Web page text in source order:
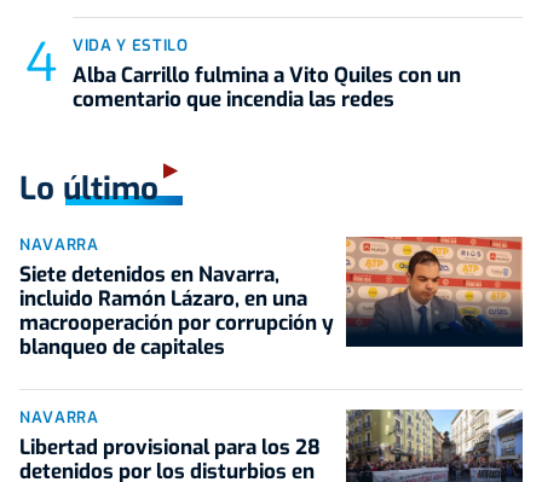
VIDA Y ESTILO
Alba Carrillo fulmina a Vito Quiles con un
comentario que incendia las redes
Lo último
NAVARRA
Siete detenidos en Navarra,
incluido Ramón Lázaro, en una
macrooperación por corrupción y
blanqueo de capitales
NAVARRA
Libertad provisional para los 28
detenidos por los disturbios en